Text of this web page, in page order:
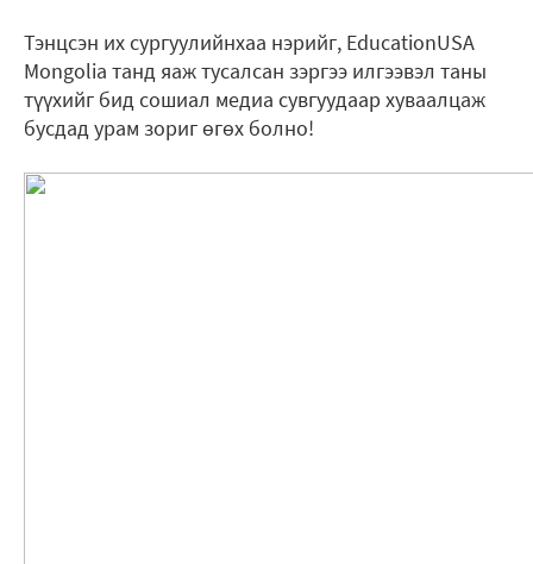
Тэнцсэн их сургуулийнхаа нэрийг, EducationUSA
Mongolia танд яаж тусалсан зэргээ илгээвэл таны
түүхийг бид сошиал медиа сувгуудаар хуваалцаж
бусдад урам зориг өгөх болно!